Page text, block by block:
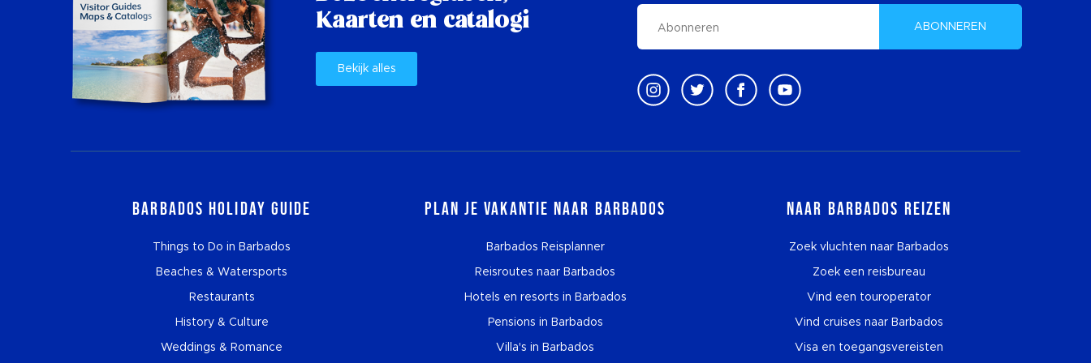
Kaarten en catalogi
Bekijk alles
ABONNEREN
Barbados Holiday Guide
Things to Do in Barbados
Beaches & Watersports
Restaurants
History & Culture
Weddings & Romance
Plan je vakantie naar Barbados
Barbados Reisplanner
Reisroutes naar Barbados
Hotels en resorts in Barbados
Pensions in Barbados
Villa's in Barbados
Naar Barbados reizen
Zoek vluchten naar Barbados
Zoek een reisbureau
Vind een touroperator
Vind cruises naar Barbados
Visa en toegangsvereisten